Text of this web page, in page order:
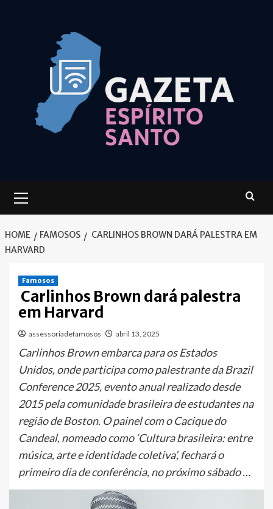
Menu
HOME FAMOSOS
CARLINHOS BROWN DARÁ PALESTRA EM
HARVARD
Famosos
Carlinhos Brown dará palestra
em Harvard
assessoriadefamosos abril 13, 2025
Carlinhos Brown embarca para os Estados
Unidos, onde participa como palestrante da Brazil
Conference 2025, evento anual realizado desde
2015 pela comunidade brasileira de estudantes na
região de Boston. O painel com o Cacique do
Candeal, nomeado como ‘Cultura brasileira: entre
música, arte e identidade coletiva’, fechará o
primeiro dia de conferência, no próximo sábado …